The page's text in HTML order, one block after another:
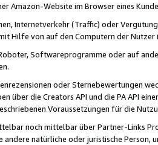
Amazon-Website im Browser eines
Internetverkehr (Traffic) oder
Hilfe von auf den Computern der
Softwareprogramme oder auf
oder Sternebewertungen
über die Creators API und die PA API
Voraussetzungen für die
noch mittelbar über Partner-Links
andere natürliche oder juristische